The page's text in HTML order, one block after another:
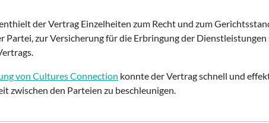
der Vertrag Einzelheiten zum Recht und zum
Partei, zur Versicherung für die Erbringung der
von Cultures Connection konnte der Vertrag schnell und
zwischen den Parteien zu beschleunigen.